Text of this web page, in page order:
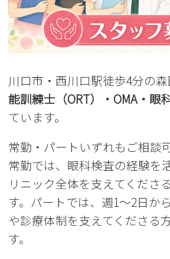
川口市・西川口駅徒歩4分の森
能訓練士（ORT）・OMA・眼
ています。
常勤・パートいずれもご相談
常勤では、眼科検査の経験を
リニック全体を支えてくださ
す。パートでは、週1〜2日か
や診療体制を支えてくださる
す。